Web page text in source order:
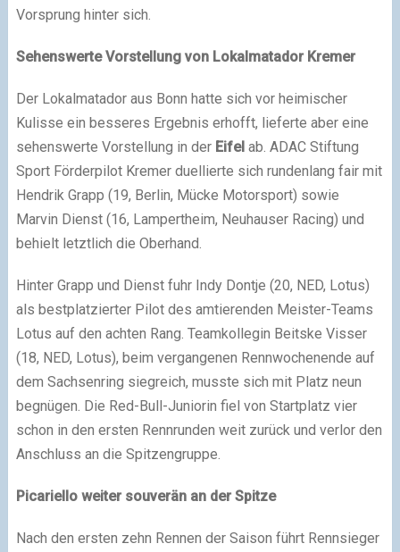
Vorsprung hinter sich.
Sehenswerte Vorstellung von Lokalmatador Kremer
Der Lokalmatador aus Bonn hatte sich vor heimischer
Kulisse ein besseres Ergebnis erhofft, lieferte aber eine
sehenswerte Vorstellung in der Eifelab. ADAC Stiftung
Sport Förderpilot Kremer duellierte sich rundenlang fair mit
Hendrik Grapp (19, Berlin, Mücke Motorsport) sowie
Marvin Dienst (16, Lampertheim, Neuhauser Racing) und
behielt letztlich die Oberhand.
Hinter Grapp und Dienst fuhr Indy Dontje (20, NED, Lotus)
als bestplatzierter Pilot des amtierenden Meister-Teams
Lotus auf den achten Rang. Teamkollegin Beitske Visser
(18, NED, Lotus), beim vergangenen Rennwochenende auf
dem Sachsenring siegreich, musste sich mit Platz neun
begnügen. Die Red-Bull-Juniorin fiel von Startplatz vier
schon in den ersten Rennrunden weit zurück und verlor den
Anschluss an die Spitzengruppe.
Picariello weiter souverän an der Spitze
Nach den ersten zehn Rennen der Saison führt Rennsieger